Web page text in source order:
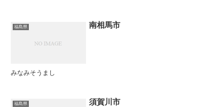
福島県 南相馬市
みなみそうまし
福島県 須賀川市